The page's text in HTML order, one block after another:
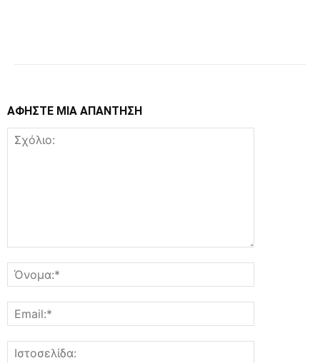
ΑΦΗΣΤΕ ΜΙΑ ΑΠΑΝΤΗΣΗ